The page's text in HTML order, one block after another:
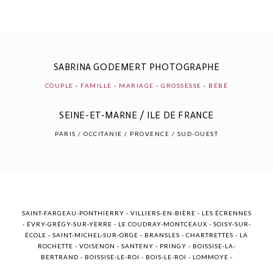
POST COMMENT
SABRINA GODEMERT PHOTOGRAPHE
COUPLE - FAMILLE - MARIAGE -GROSSESSE - BÉBÉ
SEINE-ET-MARNE / ILE DE FRANCE
PARIS / OCCITANIE / PROVENCE / SUD-OUEST
SAINT-FARGEAU-PONTHIERRY - VILLIERS-EN-BIÈRE - LES ÉCRENNES
- ÉVRY-GRÉGY-SUR-YERRE - LE COUDRAY-MONTCEAUX - SOISY-SUR-
ÉCOLE - SAINT-MICHEL-SUR-ORGE - BRANSLES - CHARTRETTES - LA
ROCHETTE - VOISENON - SANTENY - PRINGY - BOISSISE-LA-
BERTRAND - BOISSISE-LE-ROI - BOIS-LE-ROI - LOMMOYE -